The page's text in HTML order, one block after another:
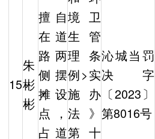
15
朱
彬
彬
擅自
在道
路两
侧摆
摊设
点，
占道
境卫
生管
理条
例>实
施办
法》
第十
沁城当罚
决字
〔2023〕
第8016号